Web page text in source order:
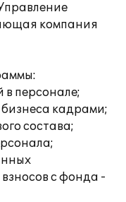
компания
в персонале;
кадрами;
состава;
с фонда -